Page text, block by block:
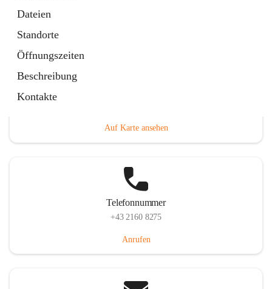
Dateien
Standorte
Öffnungszeiten
Beschreibung
Kontakte
Auf Karte ansehen
Telefonnummer
+43 2160 8275
Anrufen